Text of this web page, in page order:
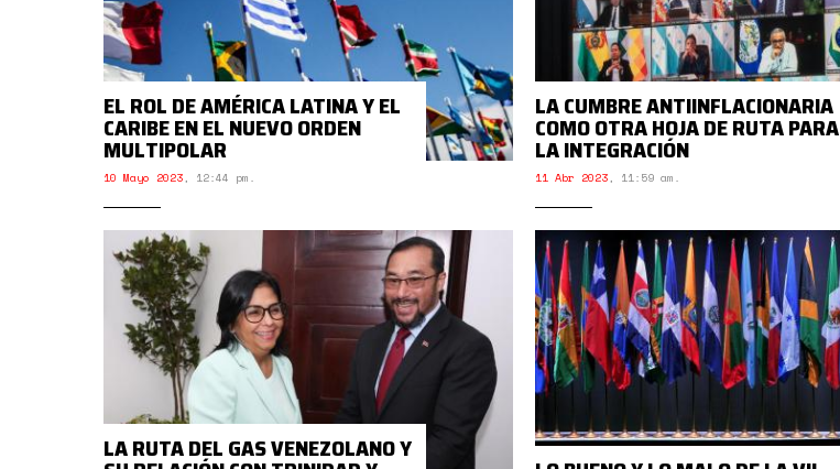
EL ROL DE AMÉRICA LATINA Y EL
CARIBE EN EL NUEVO ORDEN
MULTIPOLAR
10 Mayo 2023, 12:44 pm.
LA CUMBRE ANTIINFLACIONARIA
COMO OTRA HOJA DE RUTA PARA
LA INTEGRACIÓN
11 Abr 2023, 11:59 am.
LA RUTA DEL GAS VENEZOLANO Y